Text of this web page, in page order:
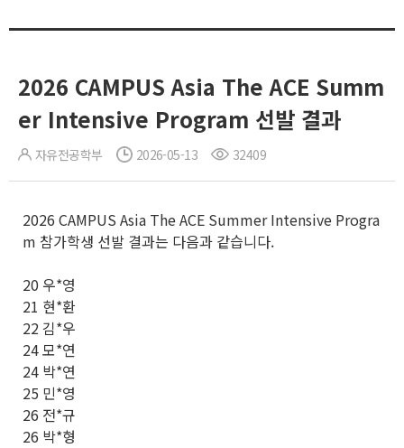
2026 CAMPUS Asia The ACE Summ
er Intensive Program 선발 결과
자유전공학부 2026-05-13 32409
2026 CAMPUS Asia The ACE Summer Intensive Progra
m 참가학생 선발 결과는 다음과 같습니다.
20 우*영
21 현*환
22 김*우
24 모*연
24 박*연
25 민*영
26 전*규
26 박*형